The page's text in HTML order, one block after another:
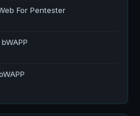
For Pentester